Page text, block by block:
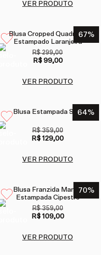
VER PRODUTO
67%
Blusa Cropped Quadrada
Estampado Laranjeira
R$ 299,00
R$ 99,00
VER PRODUTO
64%
Blusa Estampada Surf
R$ 359,00
R$ 129,00
VER PRODUTO
70%
Blusa Franzida Manga
Estampada Cipestre
R$ 359,00
R$ 109,00
VER PRODUTO